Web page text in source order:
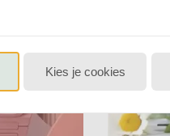
Kies je cookies